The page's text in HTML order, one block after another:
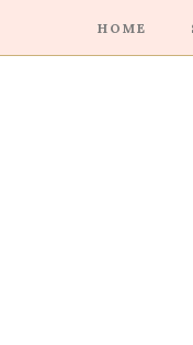
HOME